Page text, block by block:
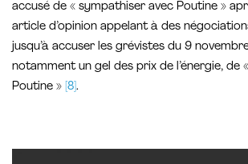
accusé de « sympathiser avec Poutine »
article d’opinion appelant à des
jusqu’à accuser les grévistes du 9
notamment un gel des prix de l’énergie, de
Poutine » [8] .